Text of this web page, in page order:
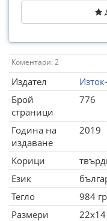
Коментари: 2
Издател
Брой
страници
776
Година на
издаване
2019
Корици
Език
Тегло
984
Размери
22x14